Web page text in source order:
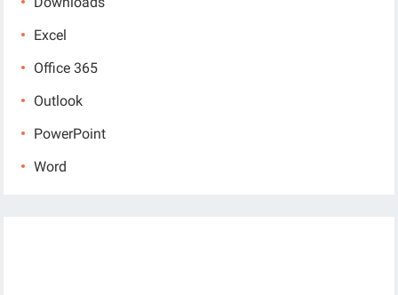
Excel
Office 365
Outlook
PowerPoint
Word